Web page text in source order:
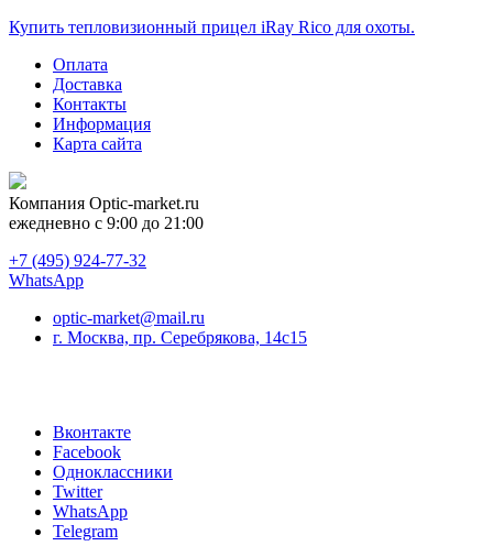
Купить тепловизионный прицел iRay Rico для охоты.
Оплата
Доставка
Контакты
Информация
Карта сайта
Компания Optic-market.ru
ежедневно с 9:00 до 21:00
+7 (495) 924-77-32
WhatsApp
optic-market@mail.ru
г. Москва, пр. Серебрякова, 14с15
Вконтакте
Facebook
Одноклассники
Twitter
WhatsApp
Telegram